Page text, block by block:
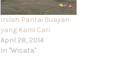
Inilah Pantai Buayan
yang Kami Cari
April 28, 2014
In "Wisata"